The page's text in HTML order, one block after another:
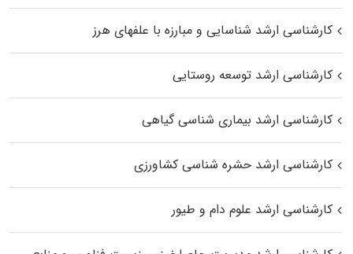
کارشناسی ارشد شناسایی و مبارزه با علفهای هرز
کارشناسی ارشد توسعه روستایی
کارشناسی ارشد بیماری‌ شناسی گیاهی
کارشناسی ارشد حشره‌ شناسی کشاورزی
کارشناسی ارشد علوم دام و طیور